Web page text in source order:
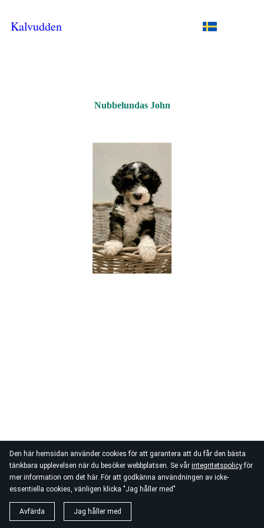
Den här hemsidan använder cookies för att garantera att du får den bästa
tänkbara upplevelsen när du besöker webbplatsen. Se vår integritetspolicyför
mer information om det här. För att godkänna användningen av icke-
essentiella cookies, vänligen klicka "Jag håller med"
Avfärda Jag håller med
Kalvudden
Nubbelundas John